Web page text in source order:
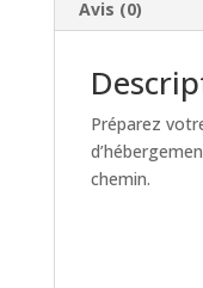
Avis (0)
Préparez
chemin.